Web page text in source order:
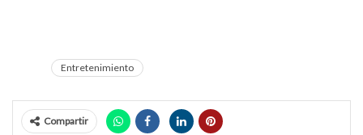
Entretenimiento
Compartir